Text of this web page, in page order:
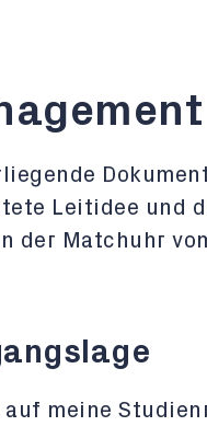
Leitidee und
der Matchuhr
auf meine